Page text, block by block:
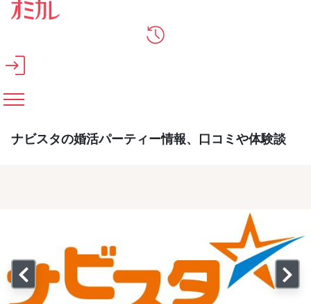
メインコンテンツへスキップ
ナビスタの婚活パーティー情報、口コミや体験談